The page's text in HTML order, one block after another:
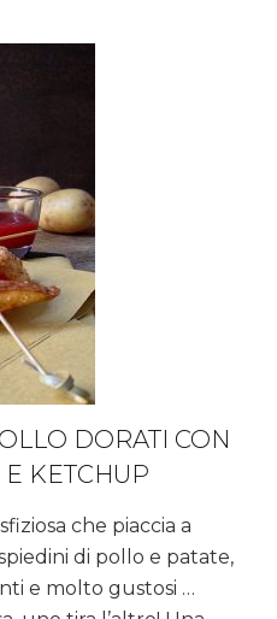
DORATI CON
E KETCHUP
che piaccia a
di pollo e patate,
e molto gustosi …